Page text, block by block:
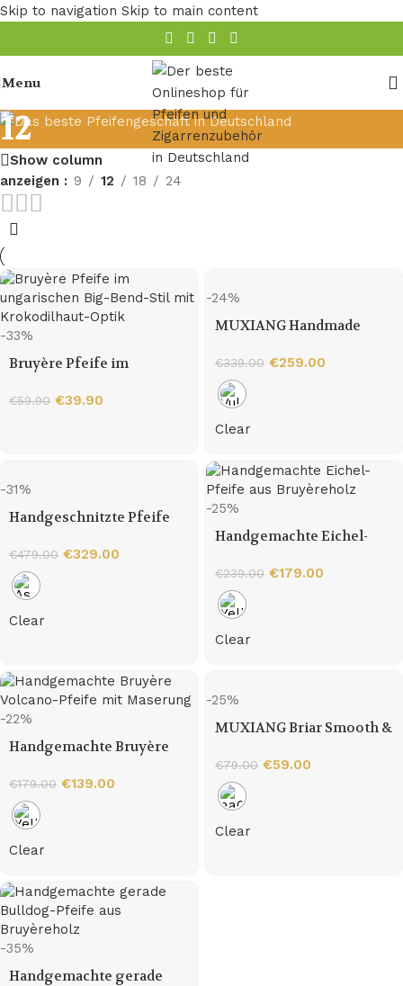
Skip to navigation Skip to main content
Menu
12
Show column
anzeigen
9 12 18 24
-33%
Bruyère Pfeife im
mit Krokodilhaut-Optik
€59.90 €39.90
-24%
MUXIANG Handmade
Shaped Tobacco Pipe
€339.00 €259.00
Clear
-31%
Handgeschnitzte Pfeife
Penisform (Freehand-Stil)
€479.00 €329.00
Clear
-25%
Handgemachte Eichel-
€239.00 €179.00
Clear
-22%
Handgemachte Bruyère
Maserung
€179.00 €139.00
Clear
-25%
MUXIANG Briar Smooth &
Big Bend Pipe
€79.00 €59.00
Clear
-35%
Handgemachte gerade